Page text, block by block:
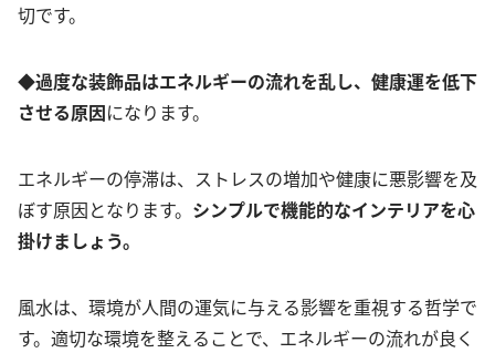
切です。
◆過度な装飾品はエネルギーの流れを乱し、健康運を低下
させる原因になります。
エネルギーの停滞は、ストレスの増加や健康に悪影響を及
ぼす原因となります。 シンプルで機能的なインテリアを心
掛けましょう。
風水は、環境が人間の運気に与える影響を重視する哲学で
す。適切な環境を整えることで、エネルギーの流れが良く